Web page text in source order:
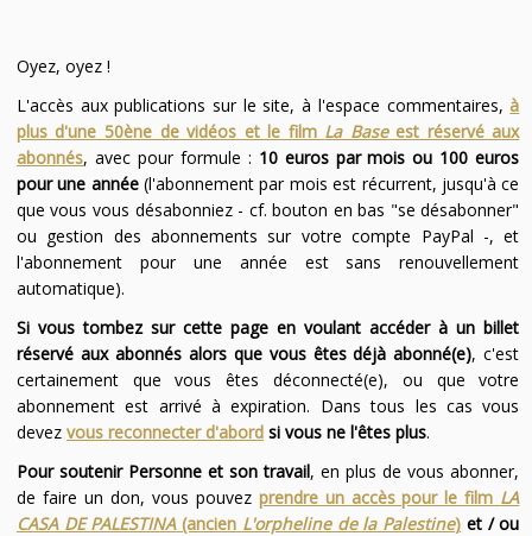
Oyez, oyez !
L'accès aux publications sur le site, à l'espace commentaires,à
plus d'une 50ène de vidéos et le film La Baseest réservé aux
abonnés, avec pour formule : 10 euros par mois ou 100 euros
pour une année(l'abonnement par mois est récurrent, jusqu'à ce
que vous vous désabonniez - cf. bouton en bas "se désabonner"
ou gestion des abonnements sur votre compte PayPal -, et
l'abonnement pour une année est sans renouvellement
automatique).
Si vous tombez sur cette page en voulant accéder à un billet
réservé aux abonnés alors que vous êtes déjà abonné(e), c'est
certainement que vous êtes déconnecté(e), ou que votre
abonnement est arrivé à expiration. Dans tous les cas vous
devez vous reconnecter d'abordsi vous ne l'êtes plus.
Pour soutenir Personne et son travail, en plus de vous abonner,
de faire un don, vous pouvez prendre un accès pour le film LA
CASA DE PALESTINA(ancien L'orpheline de la Palestine) et / ou